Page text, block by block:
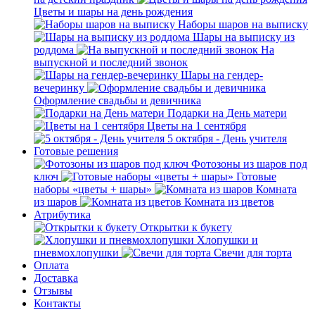
Цветы и шары на день рождения
Наборы шаров на выписку
Шары на выписку из
роддома
На
выпускной и последний звонок
Шары на гендер-
вечеринку
Оформление свадьбы и девичника
Подарки на День матери
Цветы на 1 сентября
5 октября - День учителя
Готовые решения
Фотозоны из шаров под
ключ
Готовые
наборы «цветы + шары»
Комната
из шаров
Комната из цветов
Атрибутика
Открытки к букету
Хлопушки и
пневмохлопушки
Свечи для торта
Оплата
Доставка
Отзывы
Контакты